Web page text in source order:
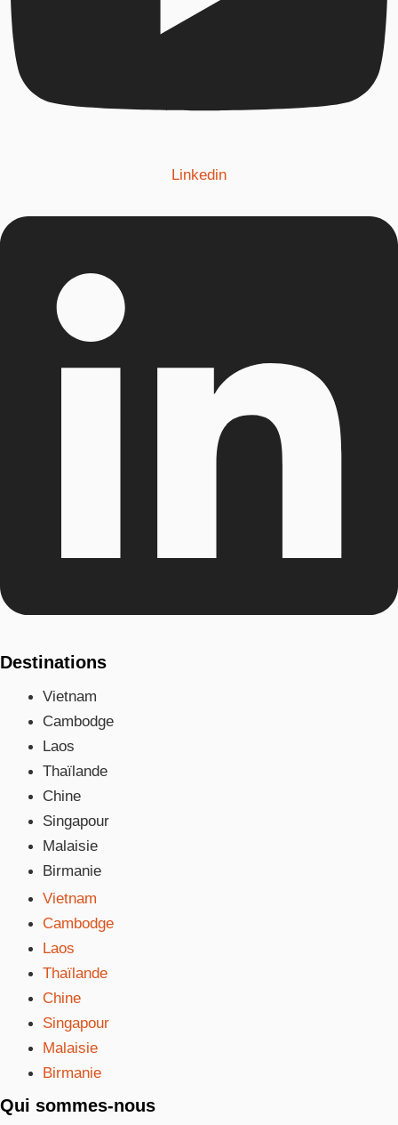
Linkedin
Destinations
Vietnam
Cambodge
Laos
Thaïlande
Chine
Singapour
Malaisie
Birmanie
Vietnam
Cambodge
Laos
Thaïlande
Chine
Singapour
Malaisie
Birmanie
Qui sommes-nous